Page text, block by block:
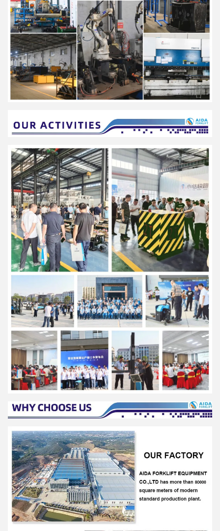
Κέντρο Τεχνολογίας".
"Η εξοικονόμηση ενέργειας, η προστασία του περιβάλλοντος, η
υψηλή αποδοτικότητα και η ευφυΐα" είναι η σχεδιαστική ιδέα των
προϊόντων AIDA και είναι
δεσμεύονται να γίνουν έξυπνοι ψηφιακοί εμπειρογνώμονες για την
ενδολογική.